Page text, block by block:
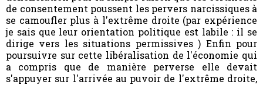
de consentement poussent les pervers narcissiques à
se camoufler plus à l'extrême droite (par expérience
je sais que leur orientation politique est labile : il se
dirige vers les situations permissives ) Enfin pour
poursuivre sur cette libéralisation de l'économie qui
a compris que de manière perverse elle devait
s'appuyer sur l'arrivée au puvoir de l'extrême droite,